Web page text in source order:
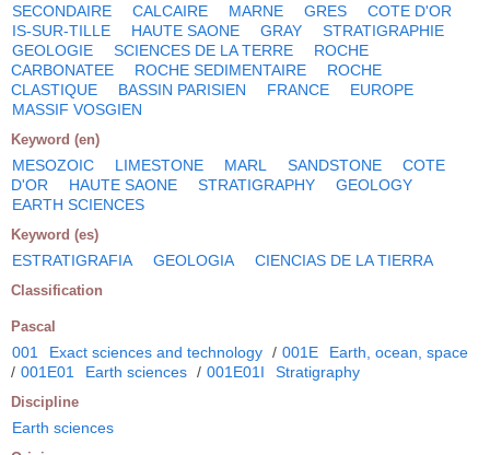
SECONDAIRE CALCAIRE MARNE GRES
COTE D'OR
IS-SUR-TILLE
HAUTE SAONE GRAY
STRATIGRAPHIE
GEOLOGIE
SCIENCES DE LA TERRE
ROCHE
CARBONATEE
ROCHE SEDIMENTAIRE
ROCHE
CLASTIQUE
BASSIN PARISIEN FRANCE
EUROPE
MASSIF VOSGIEN
Keyword (en)
MESOZOIC LIMESTONE MARL SANDSTONE
COTE
D'OR
HAUTE SAONE STRATIGRAPHY
GEOLOGY
EARTH SCIENCES
Keyword (es)
ESTRATIGRAFIA GEOLOGIA CIENCIAS DE LA TIERRA
Classification
Pascal
001 Exact sciences and technology / 001E
Earth, ocean, space
/ 001E01 Earth sciences / 001E01I Stratigraphy
Discipline
Earth sciences